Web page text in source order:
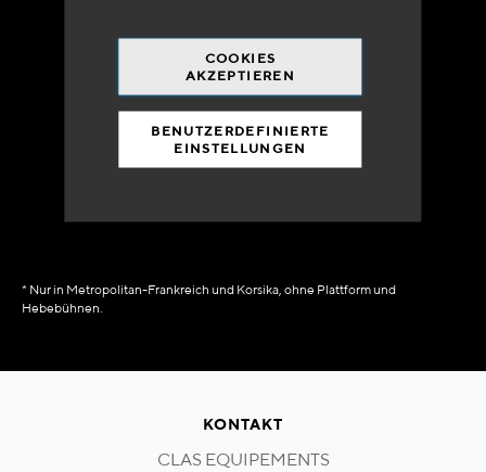
COOKIES
AKZEPTIEREN
BENUTZERDEFINIERTE
EINSTELLUNGEN
90% des Katalogs
in Verfügbarkeit
* Nur in Metropolitan-Frankreich und Korsika, ohne Plattform und
Hebebühnen.
KONTAKT
CLAS EQUIPEMENTS